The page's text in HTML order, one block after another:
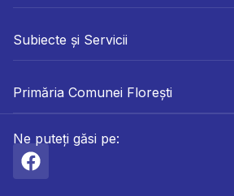
Subiecte și Servicii
Primăria Comunei Florești
Ne puteți găsi pe: